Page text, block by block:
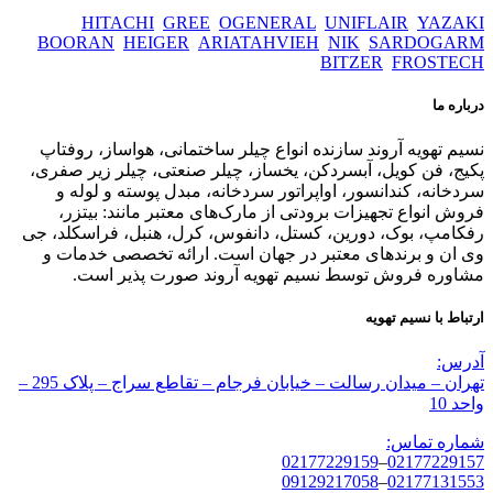
HITACHI GREE OGENERAL UNIFLAIR YAZAKI
BOORAN HEIGER ARIATAHVIEH NIK SARDOGARM
BITZER FROSTECH
درباره ما
نسیم تهویه آروند سازنده انواع چیلر ساختمانی، هواساز، روفتاپ
پکیج، فن کویل، آبسردکن، یخساز، چیلر صنعتی، چیلر زیر صفری،
سردخانه، کندانسور، اواپراتور سردخانه، مبدل پوسته و لوله و
فروش انواع تجهیزات برودتی از مارک‌های معتبر مانند: بیتزر،
رفکامپ، بوک، دورین، کستل، دانفوس، کرل، هنبل، فراسکلد، جی
وی ان و برندهای معتبر در جهان است. ارائه تخصصی خدمات و
مشاوره فروش توسط نسیم تهویه آروند صورت پذیر است.
ارتباط با نسیم تهویه
آدرس:
تهران – میدان رسالت – خیابان فرجام – تقاطع سراج – پلاک 295 –
واحد 10
شماره تماس:
02177229157
–
02177229159
02177131553
–
09129217058